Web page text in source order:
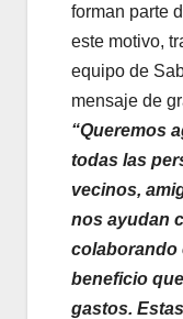
forman parte
este motivo,
equipo de
mensaje de
“Queremos
todas las
vecinos,
nos ayudan
colaborando
beneficio
gastos.